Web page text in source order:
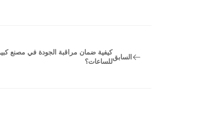
السابق
كيفية ضمان مراقبة الجودة في مصنع
للساعات؟